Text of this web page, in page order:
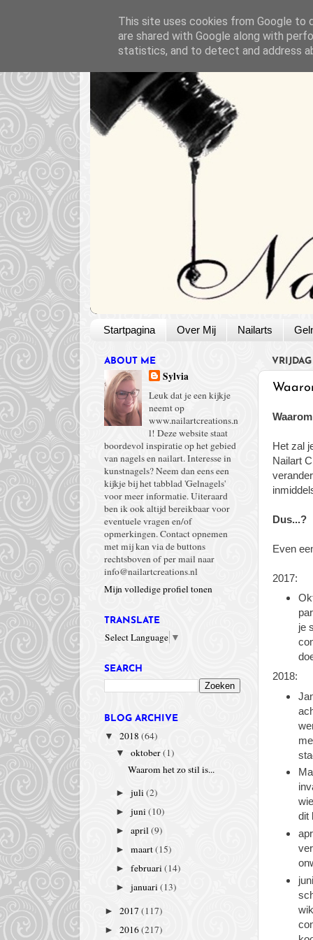
Startpagina Over Mij Nailarts
Het zal
Nailart
Dus...?
Even
2017:
je
2018:
dit
ABOUT ME
Sylvia
Leuk dat je een kijkje
neemt op
www.nailartcreations.n
l! Deze website staat
boordevol inspiratie op het gebied
van nagels en nailart. Interesse in
kunstnagels? Neem dan eens een
kijkje bij het tabblad 'Gelnagels'
voor meer informatie. Uiteraard
ben ik ook altijd bereikbaar voor
eventuele vragen en/of
opmerkingen. Contact opnemen
met mij kan via de buttons
rechtsboven of per mail naar
info@nailartcreations.nl
Mijn volledige profiel tonen
TRANSLATE
Select Language ▼
SEARCH
BLOG ARCHIVE
▼ 2018 (64)
▼oktober(1)
Waarom het zo stil is...
►juli(2)
►juni(10)
►april(9)
►maart(15)
►februari(14)
►januari(13)
► 2017 (117)
► 2016(217)
This site uses cookies from Google to
are shared with Google along with
statistics, and to detect and address